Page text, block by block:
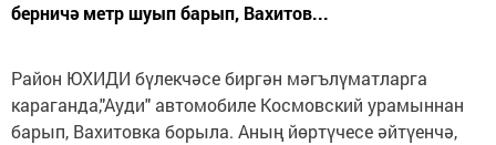
берничә метр шуып барып, Вахитов...
Район ЮХИДИ бүлекчәсе биргән мәгълүматларга
караганда,"Ауди" автомобиле Космовский урамыннан
барып, Вахитовка борыла. Аның йөртүчесе әйтүенчә,